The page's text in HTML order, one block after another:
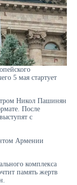
5 мая стартует
Никол Пашинян
После
с
Армении
комплекса
память жертв